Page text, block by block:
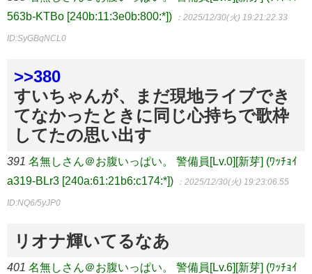
563b-KTBo [240b:11:3e0b:800:*])
：2025/12/30(火) 19:21:22.33
ID:SyGBqNCL0
>>380
すいちゃんが、まだ現地ライブでき
てなかったときに同じ心持ちで歌枠
してたの思い出す
391 名無しさん＠お腹いっぱい。 警備員[Lv.0][新芽] (ﾜｯﾁｮｲ
a319-BLr3 [240a:61:21b6:c174:*])
：2025/12/30(火) 19:23:06.55
ID:NQ6/5yJP0
リオナ輝いてるなあ
401 名無しさん＠お腹いっぱい。 警備員[Lv.6][新芽] (ﾜｯﾁｮｲ